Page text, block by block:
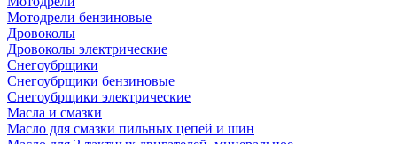
Мотодрели бензиновые
Дровоколы
Дровоколы электрические
Снегоубрщики
Снегоубрщики бензиновые
Снегоубрщики электрические
Масла и смазки
Масло для смазки пильных цепей и шин